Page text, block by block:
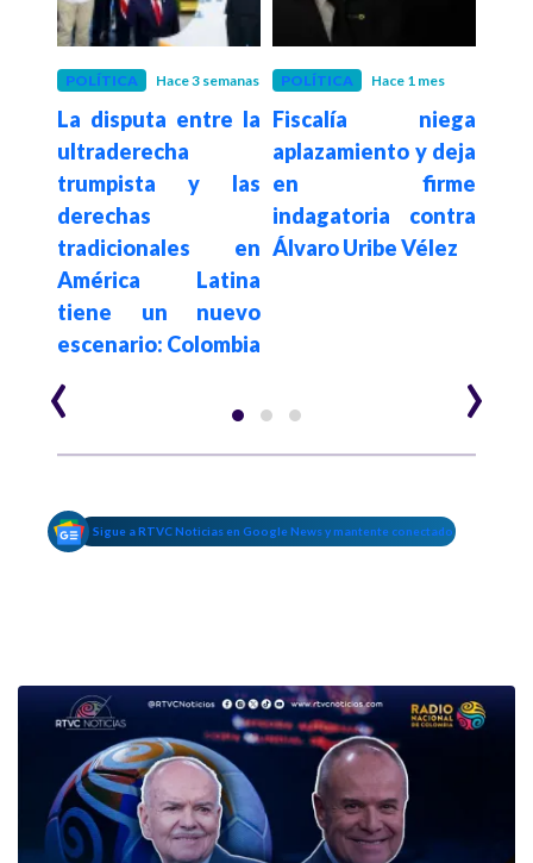
POLÍTICA Hace 3 semanas
La disputa entre la
ultraderecha
trumpista y las
derechas
tradicionales en
América Latina
tiene un nuevo
escenario: Colombia
POLÍTICA Hace 1 mes
Fiscalía niega
aplazamiento y deja
en firme
indagatoria contra
Álvaro Uribe Vélez
‹ ›
Sigue a RTVC Noticias en Google News y mantente conectado